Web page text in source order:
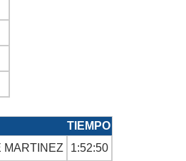
TIEMPO
MARTINEZ 1:52:50